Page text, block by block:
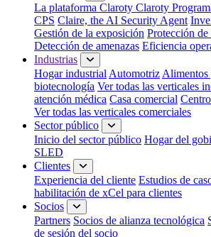
La plataforma Claroty Claroty
CPS Claire, the AI Security Agent
Gestión de la exposición Protección de
Detección de amenazas Eficiencia
Industrias
Hogar industrial Automotriz Alimentos
biotecnología Ver todas las verticales
atención médica Casa comercial
Ver todas las verticales comerciales
Sector público
Inicio del sector público Hogar del
SLED
Clientes
Experiencia del cliente Estudios de
habilitación de xCel para clientes
Socios
Partners Socios de alianza tecnológica
de sesión del socio